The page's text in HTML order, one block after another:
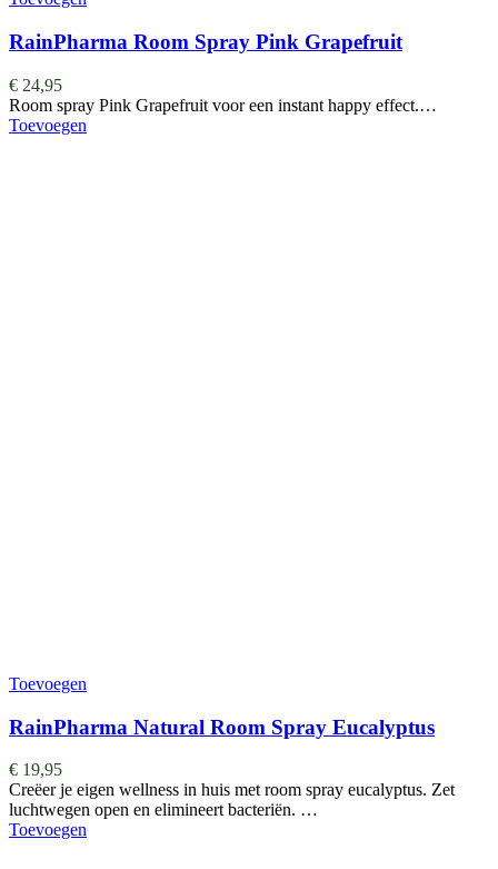
RainPharma Room Spray Pink Grapefruit
€ 24,95
Room spray Pink Grapefruit voor een instant happy effect.…
Toevoegen
Toevoegen
RainPharma Natural Room Spray Eucalyptus
€ 19,95
Creëer je eigen wellness in huis met room spray eucalyptus. Zet
luchtwegen open en elimineert bacteriën. …
Toevoegen